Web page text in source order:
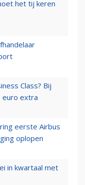
het tij keren
Class? Bij
euro extra
eerste Airbus
oplopen
in kwartaal met